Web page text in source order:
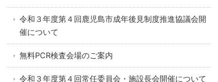
令和３年度第４回鹿児島市成年後見制度推進協議会開
催について
無料PCR検査会場のご案内
令和３年度第４回常任委員会・施設長会開催について